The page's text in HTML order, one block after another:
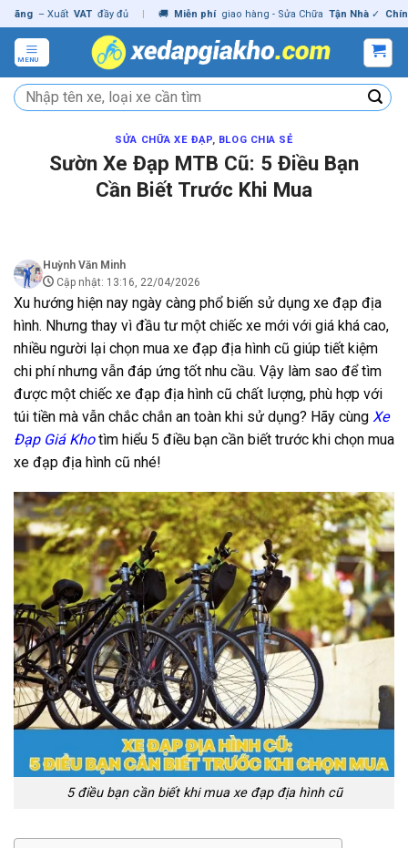
Skip
to
content
– Xuất VAT đầy đủ | 🚚 Miễn phí giao hàng - Sửa Chữa Tận Nhà ✓ Chính hãng
MENU
Tìm
kiếm:
SỬA CHỮA XE ĐẠP, BLOG CHIA SẺ
Sườn Xe Đạp MTB Cũ: 5 Điều Bạn
Cần Biết Trước Khi Mua
Huỳnh Văn Minh
Cập nhật: 13:16, 22/04/2026
Xu hướng hiện nay ngày càng phổ biến sử dụng xe đạp địa
hình. Nhưng thay vì đầu tư một chiếc xe mới với giá khá cao,
nhiều người lại chọn mua xe đạp địa hình cũ giúp tiết kiệm
chi phí nhưng vẫn đáp ứng tốt nhu cầu. Vậy làm sao để tìm
được một chiếc xe đạp địa hình cũ chất lượng, phù hợp với
túi tiền mà vẫn chắc chắn an toàn khi sử dụng? Hãy cùng Xe
Đạp Giá Khotìm hiểu 5 điều bạn cần biết trước khi chọn mua
xe đạp địa hình cũ nhé!
5 điều bạn cần biết khi mua xe đạp địa hình cũ